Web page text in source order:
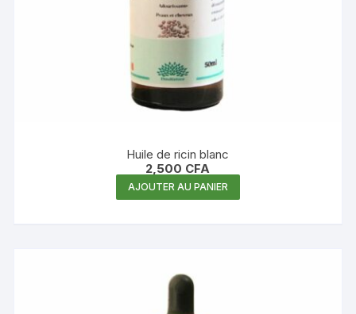
Huile de ricin blanc
2,500 CFA
AJOUTER AU PANIER